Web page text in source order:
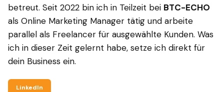
betreut. Seit 2022 bin ich in Teilzeit bei BTC-ECHO
als Online Marketing Manager tätig und arbeite
parallel als Freelancer für ausgewählte Kunden. Was
ich in dieser Zeit gelernt habe, setze ich direkt für
dein Business ein.
LinkedIn